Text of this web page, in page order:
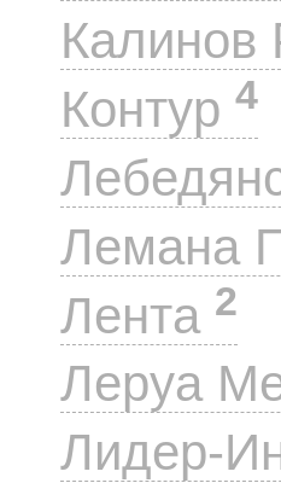
Калинов
Контур 4
Лемана
Лента 2
Леруа
Лидер-